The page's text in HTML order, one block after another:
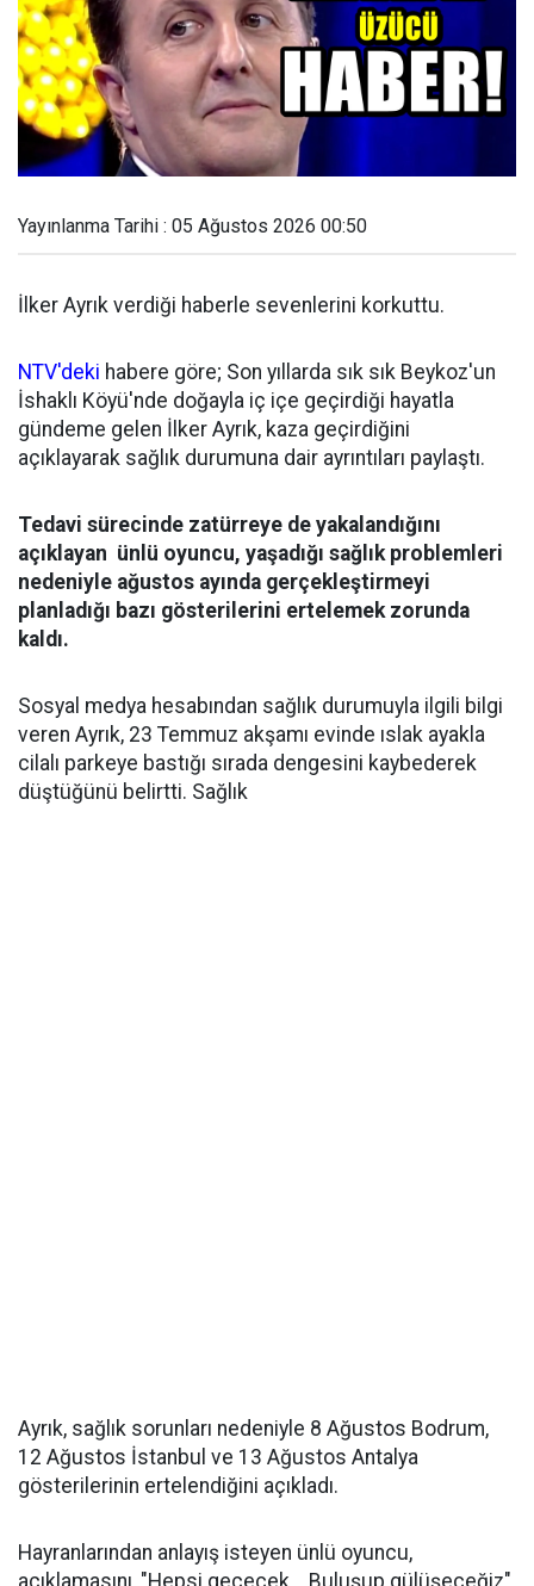
Yayınlanma Tarihi : 05 Ağustos 2026 00:50
İlker Ayrık verdiği haberle sevenlerini korkuttu.
NTV'deki habere göre; Son yıllarda sık sık Beykoz'un
İshaklı Köyü'nde doğayla iç içe geçirdiği hayatla
gündeme gelen İlker Ayrık, kaza geçirdiğini
açıklayarak sağlık durumuna dair ayrıntıları paylaştı.
Tedavi sürecinde zatürreye de yakalandığını
açıklayan ünlü oyuncu, yaşadığı sağlık problemleri
nedeniyle ağustos ayında gerçekleştirmeyi
planladığı bazı gösterilerini ertelemek zorunda
kaldı.
Sosyal medya hesabından sağlık durumuyla ilgili bilgi
veren Ayrık, 23 Temmuz akşamı evinde ıslak ayakla
cilalı parkeye bastığı sırada dengesini kaybederek
düştüğünü belirtti. Sağlık
Ayrık, sağlık sorunları nedeniyle 8 Ağustos Bodrum,
12 Ağustos İstanbul ve 13 Ağustos Antalya
gösterilerinin ertelendiğini açıkladı.
Hayranlarından anlayış isteyen ünlü oyuncu,
açıklamasını, "Hepsi geçecek... Buluşup gülüşeceğiz"